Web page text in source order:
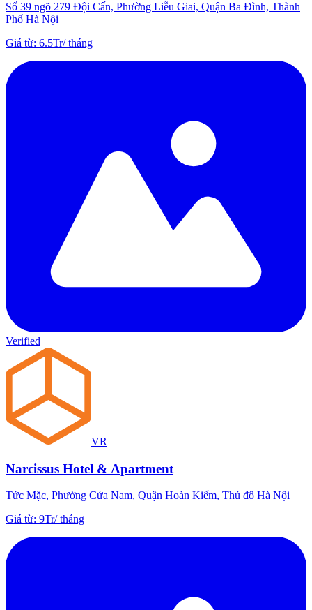
Số 39 ngõ 279 Đội Cấn, Phường Liễu Giai, Quận Ba Đình, Thành
Phố Hà Nội
Giá từ: 6.5Tr/tháng
Verified
VR
Narcissus Hotel & Apartment
Tức Mặc, Phường Cửa Nam, Quận Hoàn Kiếm, Thủ đô Hà Nội
Giá từ: 9Tr/tháng